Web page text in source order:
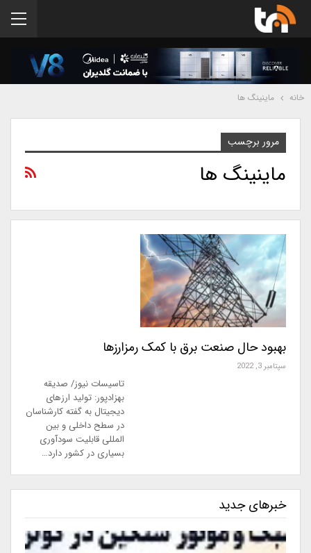
خانه ماینینگ ها
مرور برچسب
ماینینگ ها
بهبود حال صنعت برق با کمک رمزارزها
سپتامبر 3, 2022
تاسیسات نیوز/ صدیقه
بهزادپور: تولید ارزهای
دیجیتال به گفته کارشناسان
در سطح داخلی و بین
المللی قابلیت سودآوری
بسیاری در کشور دارد…
خبرهای جدید